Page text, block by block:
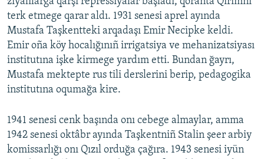
terk etmege qarar aldı. 1931 senesi aprel ayında
Mustafa Taşkentteki arqadaşı Emir Necipke keldi.
Emir oña köy hocalığınıñ irrigatsiya ve mehanizatsiyası
institutına işke kirmege yardım etti. Bundan ğayrı,
Mustafa mektepte rus tili derslerini berip, pedagogika
institutına oqumağa kire.
1941 senesi cenk başında onı cebege almaylar, amma
1942 senesi oktâbr ayında Taşkentniñ Stalin şeer arbiy
komissarlığı onı Qızıl orduğa çağıra. 1943 senesi iyün